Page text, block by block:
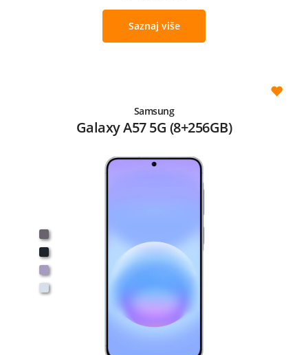
Saznaj više
Samsung
Galaxy A57 5G (8+256GB)